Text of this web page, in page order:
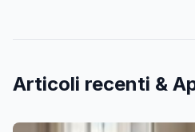
Articoli recenti &